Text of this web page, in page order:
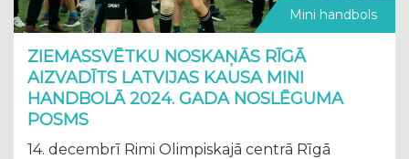
Mini handbols
ZIEMASSVĒTKU NOSKAŅĀS RĪGĀ
AIZVADĪTS LATVIJAS KAUSA MINI
HANDBOLĀ 2024. GADA NOSLĒGUMA
POSMS
14. decembrī Rimi Olimpiskajā centrā Rīgā